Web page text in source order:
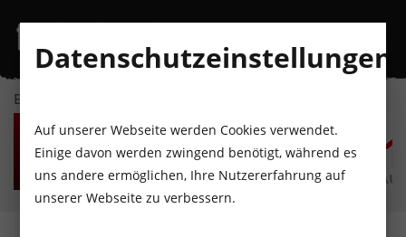
EVENTKALENDER
SO
9
AUGUST
MO
10
AUGUST
DI
11
AUGUST
MI
12
AUGUST
DO
13
AUGUST
Datenschutzeinstellungen
Auf unserer Webseite werden Cookies verwendet.
Einige davon werden zwingend benötigt, während es
uns andere ermöglichen, Ihre Nutzererfahrung auf
unserer Webseite zu verbessern.